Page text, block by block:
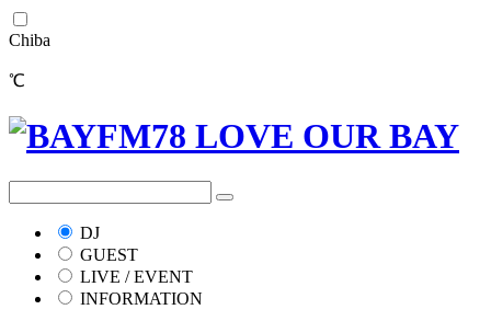
Chiba
℃
DJ
GUEST
LIVE / EVENT
INFORMATION